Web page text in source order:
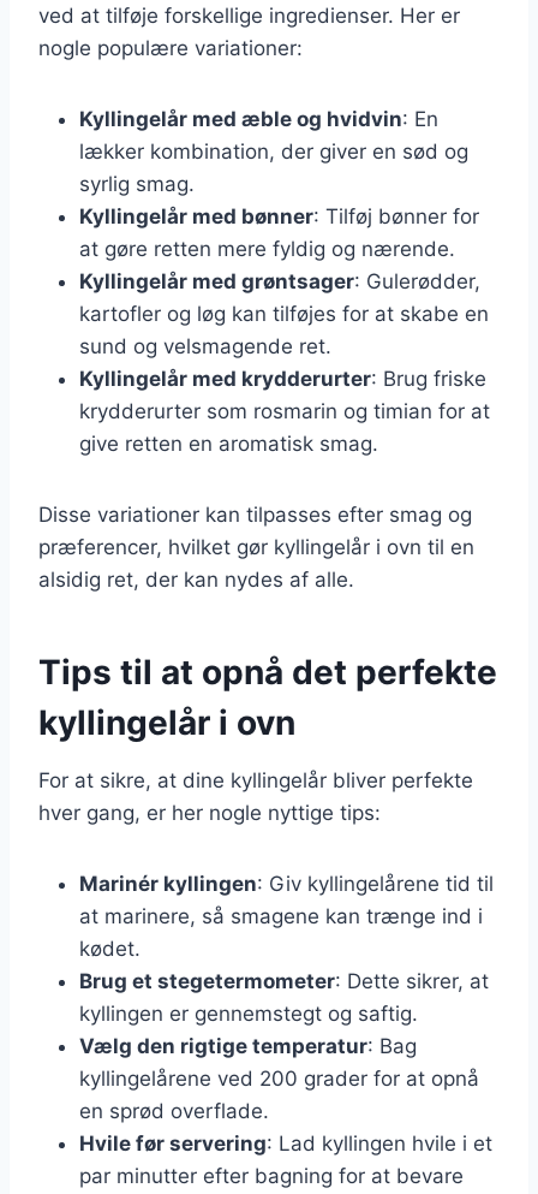
ved at tilføje forskellige ingredienser. Her er
nogle populære variationer:
Kyllingelår med æble og hvidvin: En
lækker kombination, der giver en sød og
syrlig smag.
Kyllingelår med bønner: Tilføj bønner for
at gøre retten mere fyldig og nærende.
Kyllingelår med grøntsager: Gulerødder,
kartofler og løg kan tilføjes for at skabe en
sund og velsmagende ret.
Kyllingelår med krydderurter: Brug friske
krydderurter som rosmarin og timian for at
give retten en aromatisk smag.
Disse variationer kan tilpasses efter smag og
præferencer, hvilket gør kyllingelår i ovn til en
alsidig ret, der kan nydes af alle.
Tips til at opnå det perfekte
kyllingelår i ovn
For at sikre, at dine kyllingelår bliver perfekte
hver gang, er her nogle nyttige tips:
Marinér kyllingen: Giv kyllingelårene tid til
at marinere, så smagene kan trænge ind i
kødet.
Brug et stegetermometer: Dette sikrer, at
kyllingen er gennemstegt og saftig.
Vælg den rigtige temperatur: Bag
kyllingelårene ved 200 grader for at opnå
en sprød overflade.
Hvile før servering: Lad kyllingen hvile i et
par minutter efter bagning for at bevare